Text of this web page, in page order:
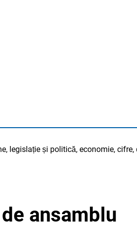
legislație și politică, economie,
ansamblu